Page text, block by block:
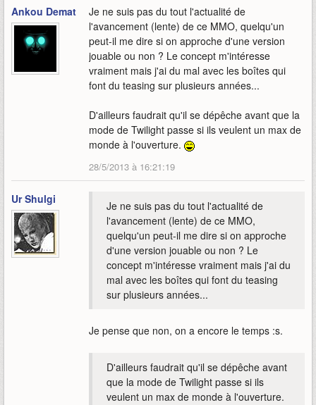
Ankou Demat
Je ne suis pas du tout l'actualité de
l'avancement (lente) de ce MMO, quelqu'un
peut-il me dire si on approche d'une version
jouable ou non ? Le concept m'intéresse
vraiment mais j'ai du mal avec les boîtes qui
font du teasing sur plusieurs années...
D'ailleurs faudrait qu'il se dépêche avant que la
mode de Twilight passe si ils veulent un max de
monde à l'ouverture.
28/5/2013 à 16:21:19
Ur Shulgi
Je ne suis pas du tout l'actualité de
l'avancement (lente) de ce MMO,
quelqu'un peut-il me dire si on approche
d'une version jouable ou non ? Le
concept m'intéresse vraiment mais j'ai du
mal avec les boîtes qui font du teasing
sur plusieurs années...
Je pense que non, on a encore le temps :s.
D'ailleurs faudrait qu'il se dépêche avant
que la mode de Twilight passe si ils
veulent un max de monde à l'ouverture.